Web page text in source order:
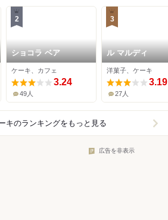
2
ショコラ ベア
ケーキ、カフェ
3.24
49人
3
ル マルディ
洋菓子、ケーキ
3.19
27人
キのランキングをもっと見る
広告を非表示